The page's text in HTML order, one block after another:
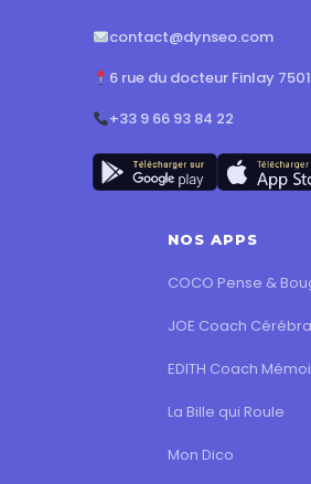
contact@dynseo.com
6 rue du docteur Finlay
+33 9 66 93 84 22
NOS APPS
COCO Pense &
JOE Coach
EDITH Coach
La Bille qui Roule
Mon Dico